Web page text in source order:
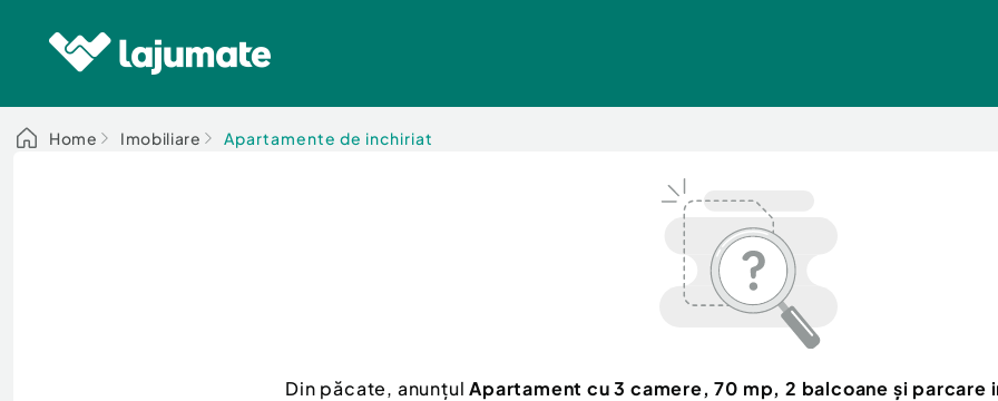
Home Imobiliare Apartamente de inchiriat
Din păcate, anunțulApartament cu 3 camere, 70 mp, 2 balcoane și parcare